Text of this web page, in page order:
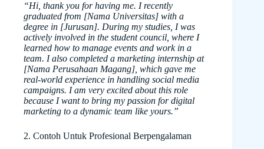
“Hi, thank you for having me. I recently
graduated from [Nama Universitas] with a
degree in [Jurusan]. During my studies, I was
actively involved in the student council, where I
learned how to manage events and work in a
team. I also completed a marketing internship at
[Nama Perusahaan Magang], which gave me
real-world experience in handling social media
campaigns. I am very excited about this role
because I want to bring my passion for digital
marketing to a dynamic team like yours.”
2. Contoh Untuk Profesional Berpengalaman